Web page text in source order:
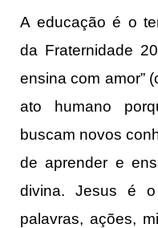
A educação é o
da Fraternidade
ensina com amor”
ato humano
buscam novos
de aprender e
divina. Jesus é
palavras, ações,